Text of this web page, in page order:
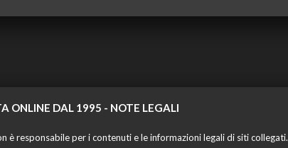
ONLINE DAL 1995 - NOTE LEGALI
è responsabile per i contenuti e le informazioni legali di siti collegati.